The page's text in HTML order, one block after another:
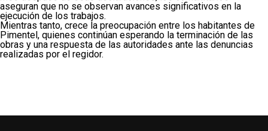
aseguran que no se observan avances significativos en la
ejecución de los trabajos.
Mientras tanto, crece la preocupación entre los habitantes de
Pimentel, quienes continúan esperando la terminación de las
obras y una respuesta de las autoridades ante las denuncias
realizadas por el regidor.